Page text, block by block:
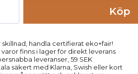
petrolblå
Köp
skillnad, handla certifierat eko+fair!
varor finns i lager för direkt leverans
leveranser, 59 SEK
säkert med Klarna, Swish eller kort